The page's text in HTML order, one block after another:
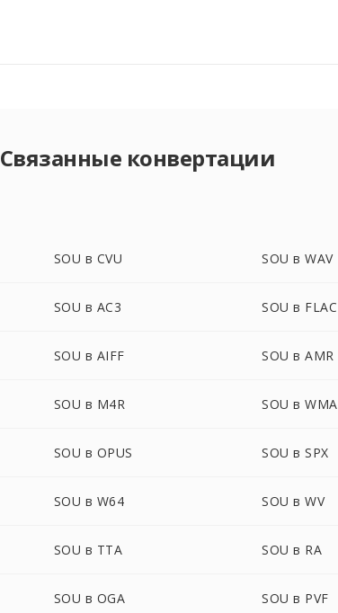
Связанные конвертации
SOU в CVU SOU в WAV
SOU в AC3 SOU в FLAC
SOU в AIFF SOU в AMR
SOU в M4R SOU в WMA
SOU в OPUS SOU в SPX
SOU в W64 SOU в WV
SOU в TTA SOU в RA
SOU в OGA SOU в PVF